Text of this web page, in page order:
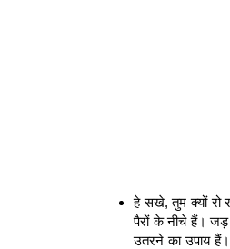
हे सखे, तुम क्यों रो
पैरों के नीचे हैं। जड़
उतरने का उपाय